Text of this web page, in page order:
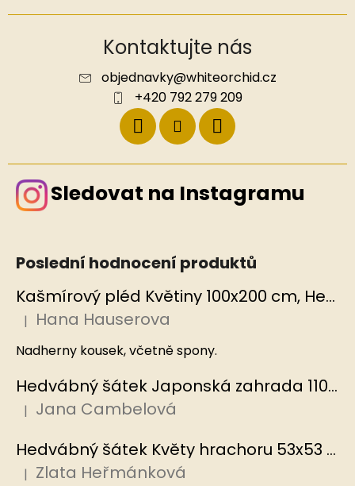
Kontaktujte nás
objednavky@whiteorchid.cz
+420 792 279 209
Sledovat na Instagramu
Poslední hodnocení produktů
Kašmírový pléd Květiny 100x200 cm, Hedvábný svět
Hodnocení produktu je 5 z 5 hvězdiček.
| Hana Hauserova
Nadherny kousek, včetně spony.
Hedvábný šátek Japonská zahrada 110x110 cm v dárkovém balení, HEDVÁBNÝ SVĚT
Hodnocení produktu je 5 z 5 hvězdiček.
| Jana Cambelová
Hedvábný šátek Květy hrachoru 53x53 cm v dárkovém balení, HEDVÁBNÝ SVĚT
Hodnocení produktu je 5 z 5 hvězdiček.
| Zlata Heřmánková